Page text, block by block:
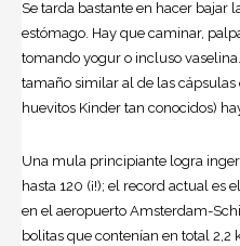
Se tarda bastante en hacer bajar
estómago. Hay que caminar,
tomando yogur o incluso
tamaño similar al de las
huevitos Kinder tan conocidos)
Una mula principiante logra
hasta 120 (¡!); el record actual
en el aeropuerto Amsterdam-
bolitas que contenían en total 2,2